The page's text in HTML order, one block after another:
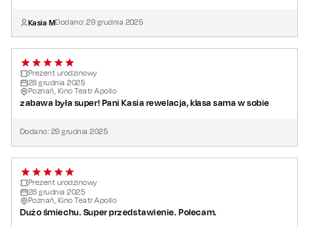
Kasia MDodano:29 grudnia 2025
Prezent urodzinowy
28 grudnia 2025
Poznań, Kino Teatr Apollo
zabawa była super! Pani Kasia rewelacja, klasa sama w sobie
Dodano: 29 grudnia 2025
Prezent urodzinowy
28 grudnia 2025
Poznań, Kino Teatr Apollo
Dużo śmiechu. Super przedstawienie. Polecam.